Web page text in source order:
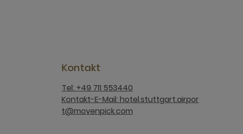
Kontakt
Tel: +49 711 553440
Kontakt-E-Mail: hotel.stuttgart.airpor
t@movenpick.com